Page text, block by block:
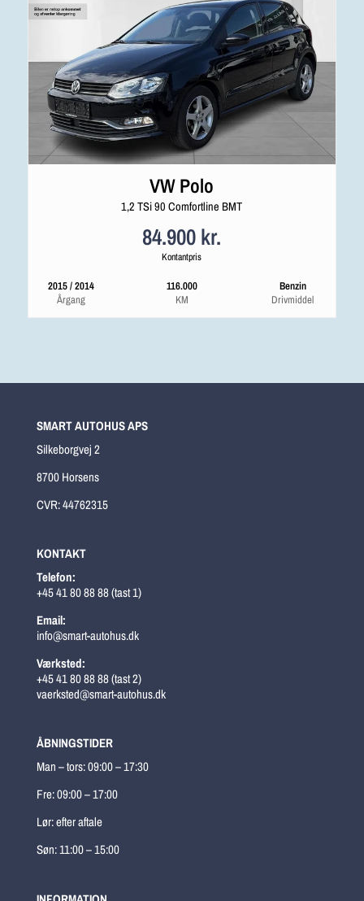
VW Polo
1,2 TSi 90 Comfortline BMT
84.900 kr.
Kontantpris
2015 / 2014
Årgang
116.000
KM
Benzin
Drivmiddel
SMART AUTOHUS APS
Silkeborgvej 2
8700 Horsens
CVR: 44762315
KONTAKT
Telefon:
+45 41 80 88 88 (tast 1)
Email:
info@smart-autohus.dk
Værksted:
+45 41 80 88 88 (tast 2)
vaerksted@smart-autohus.dk
ÅBNINGSTIDER
Man – tors: 09:00 – 17:30
Fre: 09:00 – 17:00
Lør: efter aftale
Søn: 11:00 – 15:00